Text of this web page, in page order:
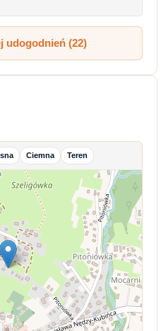
Ciemna Teren
udogodnień (22)